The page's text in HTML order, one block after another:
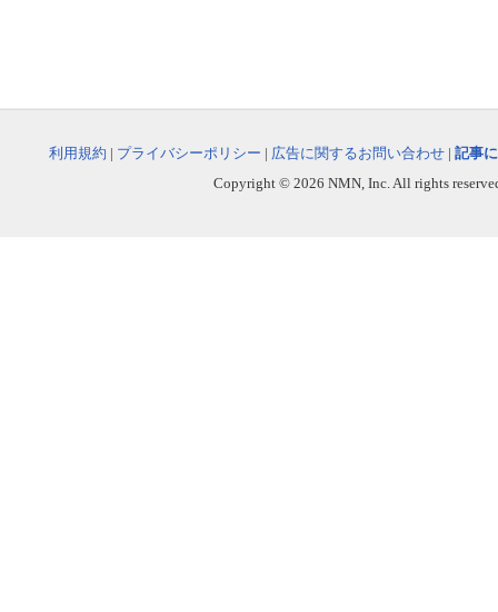
利用規約 | プライバシーポリシー | 広告に関するお問い合わせ | 記事
Copyright © 2026 NMN, Inc. All rights